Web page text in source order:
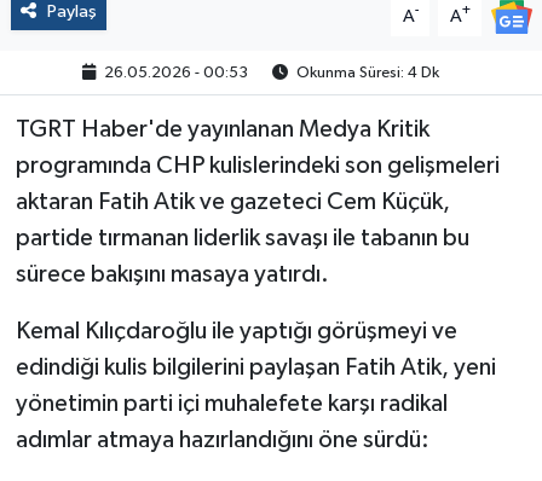
Paylaş A- A+
26.05.2026 - 00:53 Okunma Süresi: 4 Dk
TGRT Haber'de yayınlanan Medya Kritik
programında CHP kulislerindeki son gelişmeleri
aktaran Fatih Atik ve gazeteci Cem Küçük,
partide tırmanan liderlik savaşı ile tabanın bu
sürece bakışını masaya yatırdı.
Kemal Kılıçdaroğlu ile yaptığı görüşmeyi ve
edindiği kulis bilgilerini paylaşan Fatih Atik, yeni
yönetimin parti içi muhalefete karşı radikal
adımlar atmaya hazırlandığını öne sürdü:
Kadın